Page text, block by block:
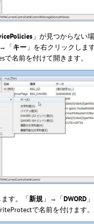
」が見つからない
→「キー 」を右クリックします
で名前を付けて開きます。
す。「新規 」→「DWORD 」
で名前を付けます。